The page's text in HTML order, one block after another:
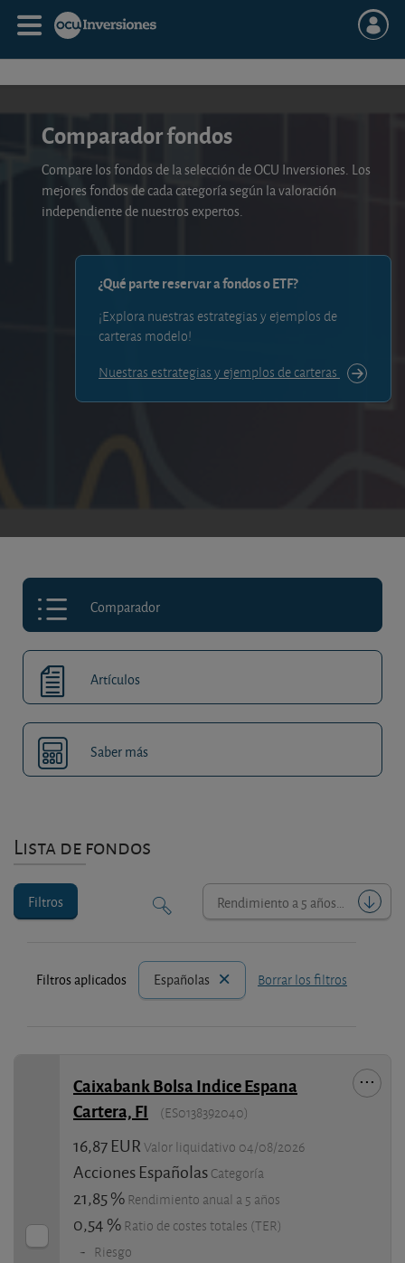
Comparador fondos
Compare los fondos de la selección de OCU Inversiones. Los
mejores fondos de cada categoría según la valoración
independiente de nuestros expertos.
¿Qué parte reservar a fondos o ETF?
¡Explora nuestras estrategias y ejemplos de
carteras modelo!
Nuestras estrategias y ejemplos de carteras
Comparador
Artículos
Saber más
Lista de fondos
Filtros Rendimiento a 5 años
Filtros aplicados Españolas Borrar los filtros
Caixabank Bolsa Indice Espana
Cartera, FI
(ES0138392040)
16,87 EUR Valor liquidativo 04/08/2026
Acciones Españolas Categoría
21,85 % Rendimiento anual a 5 años
0,54 % Ratio de costes totales (TER)
- Riesgo